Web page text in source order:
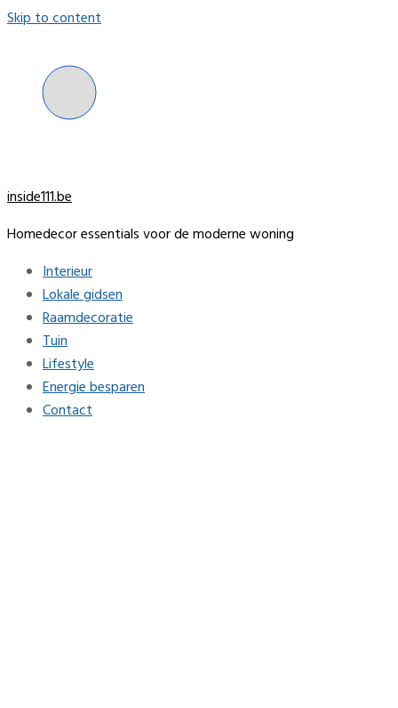
Skip to content
inside111.be
Homedecor essentials voor de moderne woning
Interieur
Lokale gidsen
Raamdecoratie
Tuin
Lifestyle
Energie besparen
Contact